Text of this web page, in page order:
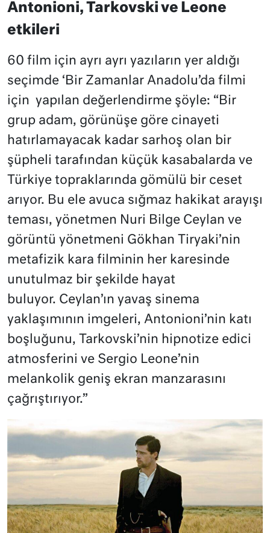
Antonioni, Tarkovski ve Leone
etkileri
60 film için ayrı ayrı yazıların yer aldığı
seçimde ‘Bir Zamanlar Anadolu’da filmi
için yapılan değerlendirme şöyle: “Bir
grup adam, görünüşe göre cinayeti
hatırlamayacak kadar sarhoş olan bir
şüpheli tarafından küçük kasabalarda ve
Türkiye topraklarında gömülü bir ceset
arıyor. Bu ele avuca sığmaz hakikat arayışı
teması, yönetmen Nuri Bilge Ceylan ve
görüntü yönetmeni Gökhan Tiryaki’nin
metafizik kara filminin her karesinde
unutulmaz bir şekilde hayat
buluyor. Ceylan’ın yavaş sinema
yaklaşımının imgeleri, Antonioni’nin katı
boşluğunu, Tarkovski’nin hipnotize edici
atmosferini ve Sergio Leone’nin
melankolik geniş ekran manzarasını
çağrıştırıyor.”